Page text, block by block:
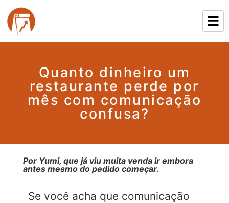
Quanto dinheiro um
restaurante perde por
mês com comunicação
confusa?
Por Yumi, que já viu muita venda ir embora
antes mesmo do pedido começar.
Se você acha que comunicação